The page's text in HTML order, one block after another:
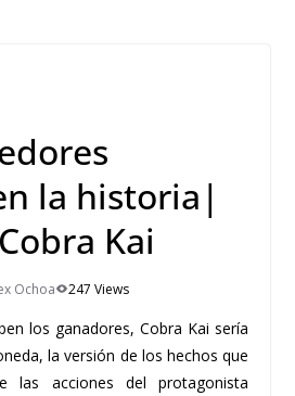
la historia|
Kai
Ochoa 247 Views
los ganadores, Cobra Kai sería
la versión de los hechos que
las acciones del protagonista